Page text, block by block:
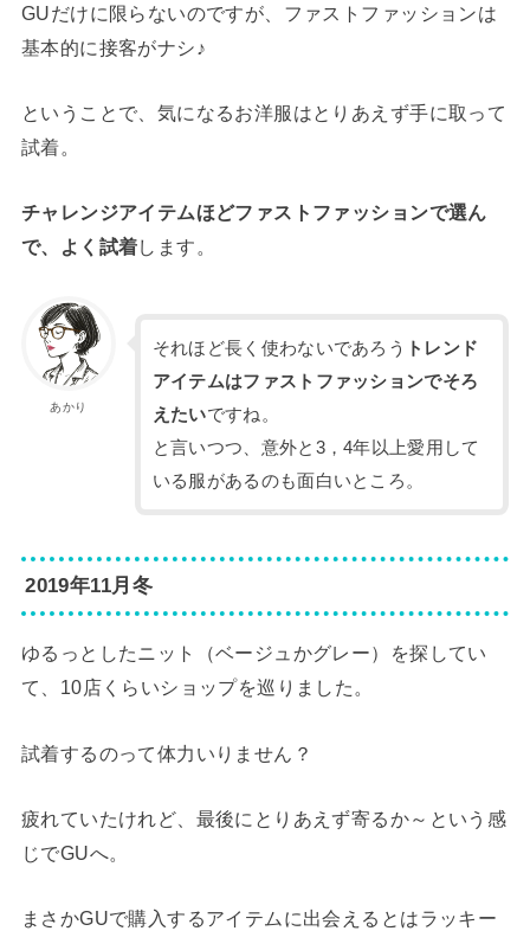
GUだけに限らないのですが、ファストファッションは
基本的に接客がナシ♪
ということで、気になるお洋服はとりあえず手に取って
試着。
チャレンジアイテムほどファストファッションで選ん
で、よく試着します。
あかり
それほど長く使わないであろう
トレンド
アイテムはファストファッションでそろ
えたいですね。
と言いつつ、意外と3，4年以上愛用して
いる服があるのも面白いところ。
2019年11月冬
ゆるっとしたニット（ベージュかグレー）を探してい
て、10店くらいショップを巡りました。
試着するのって体力いりません？
疲れていたけれど、最後にとりあえず寄るか～という感
じでGUへ。
まさかGUで購入するアイテムに出会えるとはラッキー